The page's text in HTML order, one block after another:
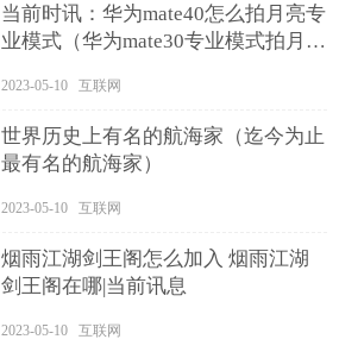
当前时讯：华为mate40怎么拍月亮专
业模式（华为mate30专业模式拍月
2023-05-10 互联网
世界历史上有名的航海家（迄今为止
最有名的航海家）
2023-05-10 互联网
烟雨江湖剑王阁怎么加入 烟雨江湖
剑王阁在哪|当前讯息
2023-05-10 互联网